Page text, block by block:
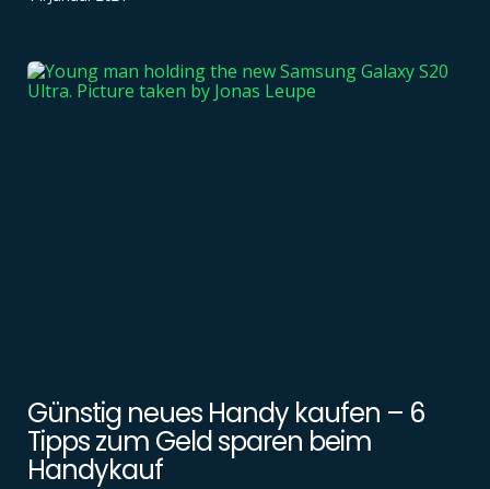
Günstig neues Handy kaufen – 6
Tipps zum Geld sparen beim
Handykauf